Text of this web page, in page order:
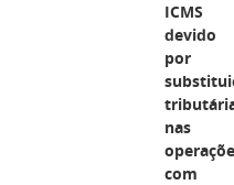
ICMS
devido
por
nas
com